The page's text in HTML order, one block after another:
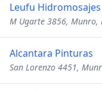
Leufu Hidromosajes
M Ugarte 3856, Munro,
Alcantara Pinturas
San Lorenzo 4451,